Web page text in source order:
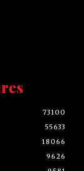
73100
55633
18066
9626